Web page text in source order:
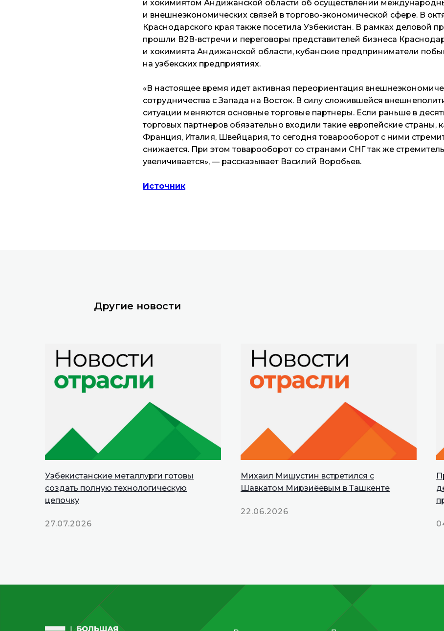
и хокимиятом Андижанской области об осуществлении
и внешнеэкономических связей в торгово-экономической сфере. В
Краснодарского края также посетила Узбекистан. В рамках деловой
прошли В2В-встречи и переговоры представителей бизнеса
и хокимията Андижанской области, кубанские предприниматели
на узбекских предприятиях.
«В настоящее время идет активная переориентация
сотрудничества с Запада на Восток. В силу сложившейся
ситуации меняются основные торговые партнеры. Если раньше в
торговых партнеров обязательно входили такие европейские страны,
Франция, Италия, Швейцария, то сегодня товарооборот с ними
снижается. При этом товарооборот со странами СНГ так же
увеличивается», — рассказывает Василий Воробьев.
Источник
Другие новости
Узбекистанские металлурги готовы
создать полную технологическую
цепочку
27.07.2026
Михаил Мишустин встретился с
Шавкатом Мирзиёевым в Ташкенте
22.06.2026
INNOPROM
Talks